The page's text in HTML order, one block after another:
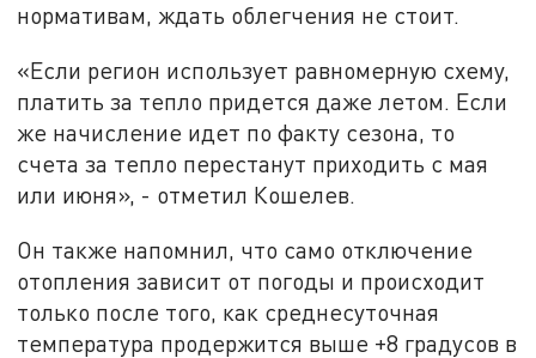
нормативам, ждать облегчения не стоит.
«Если регион использует равномерную схему,
платить за тепло придется даже летом. Если
же начисление идет по факту сезона, то
счета за тепло перестанут приходить с мая
или июня», - отметил Кошелев.
Он также напомнил, что само отключение
отопления зависит от погоды и происходит
только после того, как среднесуточная
температура продержится выше +8 градусов в